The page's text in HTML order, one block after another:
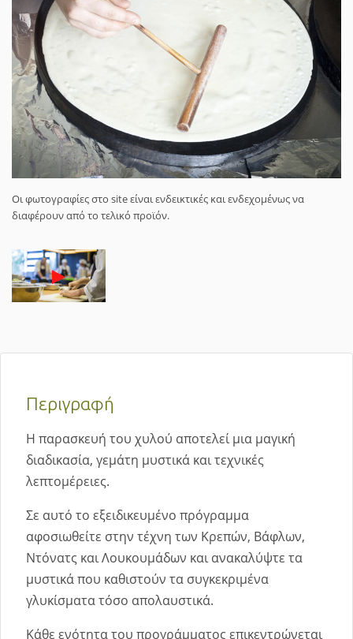
Οι φωτογραφίες στο site είναι ενδεικτικές και ενδεχομένως να
διαφέρουν από το τελικό προϊόν.
Περιγραφή
Η παρασκευή του χυλού αποτελεί μια μαγική
διαδικασία, γεμάτη μυστικά και τεχνικές
λεπτομέρειες.
Σε αυτό το εξειδικευμένο πρόγραμμα
αφοσιωθείτε στην τέχνη των Κρεπών, Βάφλων,
Ντόνατς και Λουκουμάδων και ανακαλύψτε τα
μυστικά που καθιστούν τα συγκεκριμένα
γλυκίσματα τόσο απολαυστικά.
Κάθε ενότητα του προγράμματος επικεντρώνεται